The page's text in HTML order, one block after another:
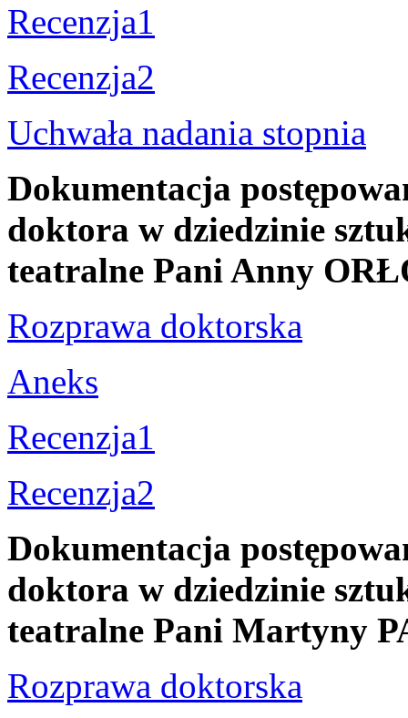
Recenzja1
Recenzja2
Uchwała nadania stopnia
Dokumentacja
doktora w dziedzinie
teatralne Pani Anny
Rozprawa doktorska
Aneks
Recenzja1
Recenzja2
Dokumentacja
doktora w dziedzinie
teatralne Pani Martyny
Rozprawa doktorska